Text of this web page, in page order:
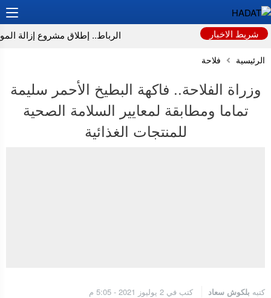
شريط الاخبار الرباط.. إطلاق مشروع إزالة
الرئيسية فلاحة
وزراة الفلاحة.. فاكهة البطيخ الأحمر سليمة
تماما ومطابقة لمعايير السلامة الصحية
للمنتجات الغذائية
كتبه بلكوش سعاد كتب في 2 يوليوز 2021 - 5:05 م